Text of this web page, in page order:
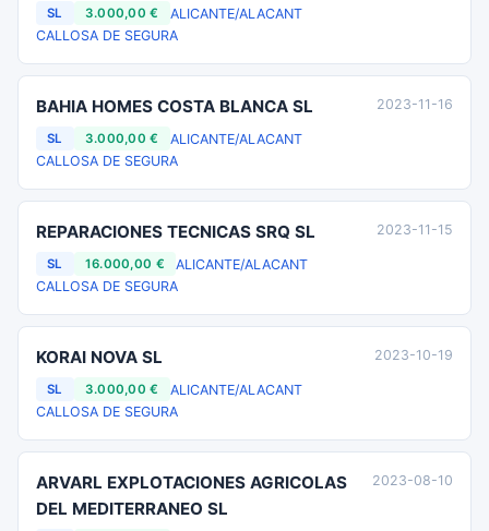
SL 3.000,00 €
ALICANTE/ALACANT
CALLOSA DE SEGURA
BAHIA HOMES COSTA BLANCA SL
SL 3.000,00 €
ALICANTE/ALACANT
CALLOSA DE SEGURA
2023-11-16
REPARACIONES TECNICAS SRQ SL
SL 16.000,00 €
ALICANTE/ALACANT
CALLOSA DE SEGURA
2023-11-15
KORAI NOVA SL
SL 3.000,00 €
ALICANTE/ALACANT
CALLOSA DE SEGURA
2023-10-19
ARVARL EXPLOTACIONES AGRICOLAS
DEL MEDITERRANEO SL
2023-08-10